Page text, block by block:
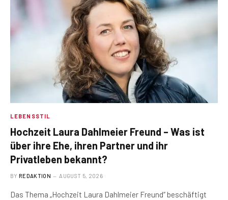
LEBENSSTIL
Hochzeit Laura Dahlmeier Freund – Was ist
über ihre Ehe, ihren Partner und ihr
Privatleben bekannt?
BY REDAKTION AUGUST 5, 2026
Das Thema „Hochzeit Laura Dahlmeier Freund“ beschäftigt